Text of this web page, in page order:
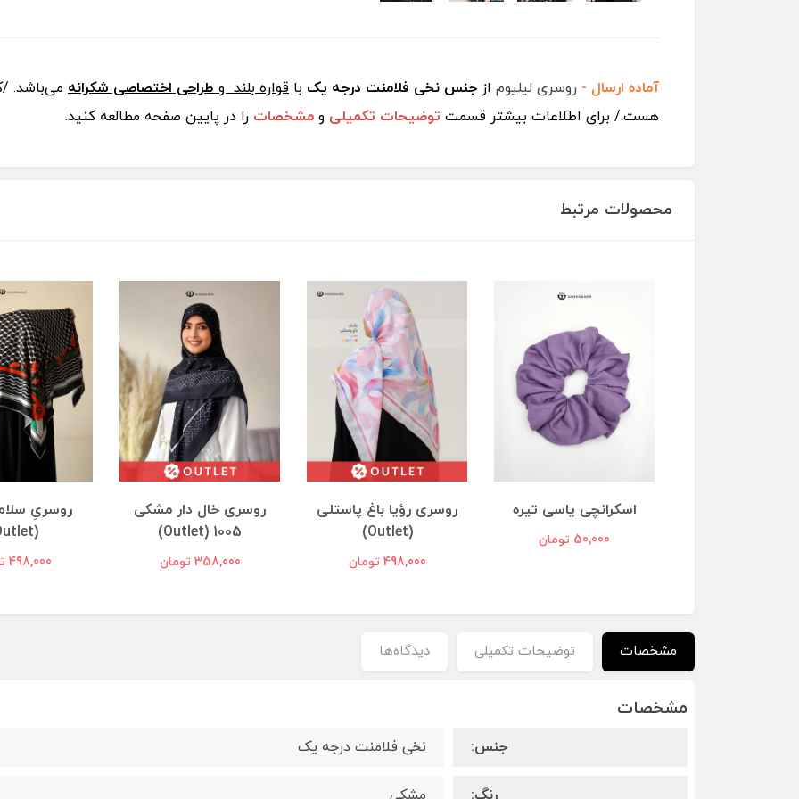
آماده ارسال - روسری لیلیوم از جنس نخی فلامنت درجه یک با قواره بلند وطراحی اختصاصی شکرانه می‌باشد. /
هست./ برای اطلاعات بیشتر قسمت توضیحات تکمیلی و مشخصات را در پایین صفحه مطالعه کنید.
محصولات مرتبط
روسری رؤیا باغ پاستلی
(Outlet)
روسری خال دار مشکی
1005 (Outlet)
358,000 تومان
روسریِ سلام مشکی
(Outlet)
498,000 تومان
گیره روسری
پروانه‌ای | کد
150,000 تومان
مشخصات توضیحات تکمیلی دیدگاه‌ها
مشخصات
جنس: نخی فلامنت درجه یک